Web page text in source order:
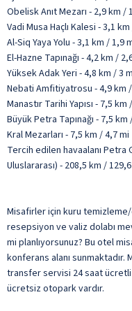
Obelisk Anıt Mezarı - 2,9 km /
Vadi Musa Haçlı Kalesi - 3,1
Al-Siq Yaya Yolu - 3,1 km / 1,9
El-Hazne Tapınağı - 4,2 km /
Yüksek Adak Yeri - 4,8 km / 3
Nebati Amfitiyatrosu - 4,9 km
Manastır Tarihi Yapısı - 7,5 km
Büyük Petra Tapınağı - 7,5 km
Kral Mezarları - 7,5 km / 4,7 mi
Tercih edilen havaalanı Petra
Uluslararası) - 208,5 km /
Misafirler için kuru temizleme/
resepsiyon ve valiz dolabı
mi planlıyorsunuz? Bu otel
konferans alanı sunmaktadır.
transfer servisi 24 saat
ücretsiz otopark vardır.